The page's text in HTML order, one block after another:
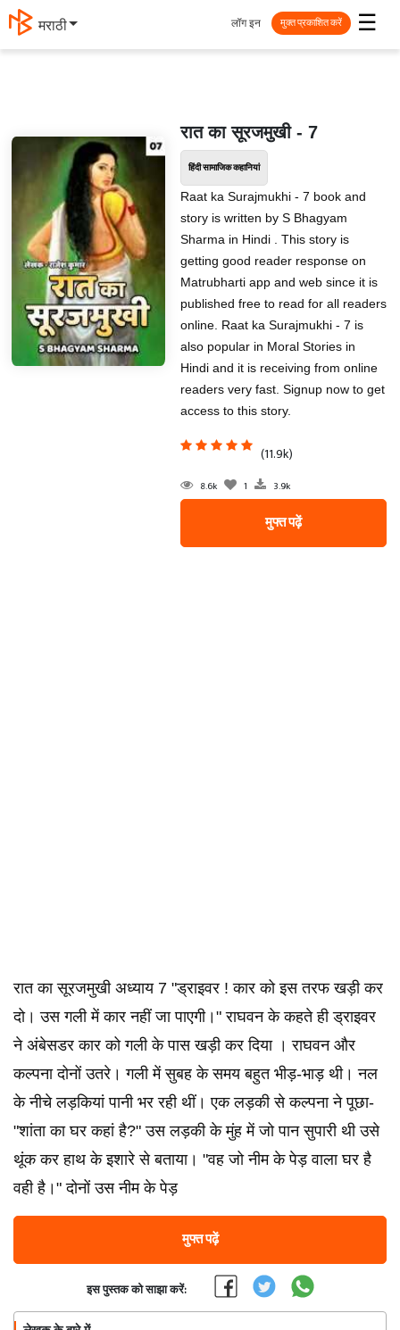
मराठी ☰
लॉग इन मुक्त प्रकाशित करें
रात का सूरजमुखी - 7
हिंदी सामाजिक कहानियां
Raat ka Surajmukhi - 7 book and
story is written by S Bhagyam
Sharma in Hindi . This story is
getting good reader response on
Matrubharti app and web since it is
published free to read for all readers
online. Raat ka Surajmukhi - 7 is
also popular in Moral Stories in
Hindi and it is receiving from online
readers very fast. Signup now to get
access to this story.
(11.9k)
8.6k 1 3.9k
मुफ्त पढ़ें
रात का सूरजमुखी अध्याय 7 "ड्राइवर ! कार को इस तरफ खड़ी कर
दो। उस गली में कार नहीं जा पाएगी।" राघवन के कहते ही ड्राइवर
ने अंबेसडर कार को गली के पास खड़ी कर दिया । राघवन और
कल्पना दोनों उतरे। गली में सुबह के समय बहुत भीड़-भाड़ थी। नल
के नीचे लड़कियां पानी भर रही थीं। एक लड़की से कल्पना ने पूछा-
"शांता का घर कहां है?" उस लड़की के मुंह में जो पान सुपारी थी उसे
थूंक कर हाथ के इशारे से बताया। "वह जो नीम के पेड़ वाला घर है
वही है।" दोनों उस नीम के पेड़
मुफ्त पढ़ें
इस पुस्तक को साझा करें: